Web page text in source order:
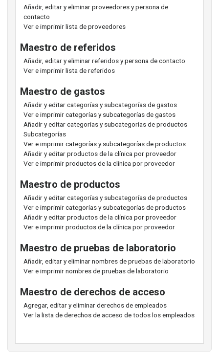
Añadir, editar y eliminar proveedores y persona de
contacto
Ver e imprimir lista de proveedores
Maestro de referidos
Añadir, editar y eliminar referidos y persona de contacto
Ver e imprimir lista de referidos
Maestro de gastos
Añadir y editar categorías y subcategorías de gastos
Ver e imprimir categorías y subcategorías de gastos
Añadir y editar categorías y subcategorías de productos
Subcategorías
Ver e imprimir categorías y subcategorías de productos
Añadir y editar productos de la clínica por proveedor
Ver e imprimir productos de la clínica por proveedor
Maestro de productos
Añadir y editar categorías y subcategorías de productos
Ver e imprimir categorías y subcategorías de productos
Añadir y editar productos de la clínica por proveedor
Ver e imprimir productos de la clínica por proveedor
Maestro de pruebas de laboratorio
Añadir, editar y eliminar nombres de pruebas de laboratorio
Ver e imprimir nombres de pruebas de laboratorio
Maestro de derechos de acceso
Agregar, editar y eliminar derechos de empleados
Ver la lista de derechos de acceso de todos los empleados